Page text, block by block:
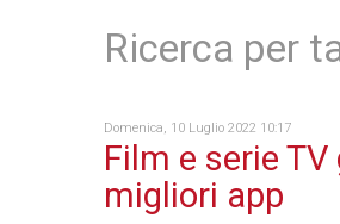
Ricerca per
Domenica, 10 Luglio 2022 10:17
Film e serie
migliori app